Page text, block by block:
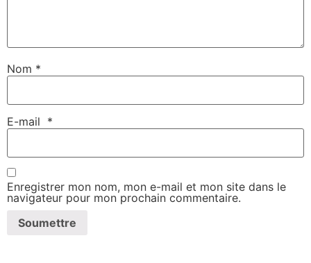
Nom *
E-mail *
Enregistrer mon nom, mon e-mail et mon site dans le
navigateur pour mon prochain commentaire.